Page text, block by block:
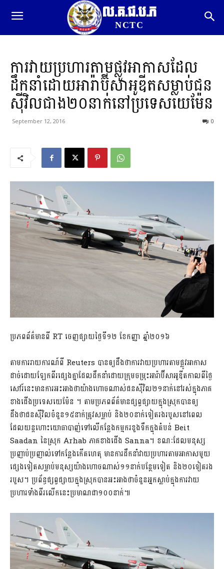
ល.គ.ជ.ប.ភ
NCTC
ការវាយប្រហារតាមផ្លូវអាកាសដែល
ដឹកនាំដោយអារ៉ាប៊ីសាអូឌីតសម្លាប់ជន
ស៊ីវិលជាង២០នាក់នៅប្រទេសយេម៉ែន
September 12, 2016 0
ប្រភពព័ត៌មានពី RT ចេញផ្សាយថ្ងៃទី១២ ខែកញ្ញា ឆ្នាំ២០១៦
តាមការរាយការណ៍ពី Reuters បានឲ្យដឹងថាការវាយប្រហារតាមផ្លូវអាកាស
ដាច់ដោយឡែកពីរផ្សេងគ្នាដែលដឹកនាំដោយក្រុមចម្រុះអារ៉ាប៊ីសាអូឌីតកាលពីថ្ងៃ
សៅរ៍នេះមានការអះអាងថាយ៉ាងហោចណាស់ជនស៊ីវិល២១នាក់នៅរស់ក្នុងភាគ
ខាងជើងប្រទេសយេម៉ែន ។ តាមប្រភពព័ត៌មានផ្សព្វផ្សាយក្នុងស្រុកបានឲ្យ
ដឹងថាជនស៊ីវិលចំនួន១៥នាក់ត្រូវសម្លាប់ និង២០នាក់ទៀតរងរបួសនៅពេល
ដែលយន្តហោះយោធាបាញ់ទៅលើកន្លែងកម្មករខួងទឹកក្នុងតំបន់ Beit
Saadan នៃស្រុក Arhab ភាគខាងជើង Sanna។ ខណៈដែលមនុស្ស
ប្រញាប់ប្រញាល់ទៅកន្លែងកើតហេតុ មានការដឹកនាំវាយប្រហារតាមអាកាសមួយ
ផ្សេងទៀតសម្លាប់មនុស្សយ៉ាងហោចណាស់១១នាក់បន្ថែមទៀត និង២០ទៀតរង
របួស។ ប្រព័ន្ធផ្សព្វផ្សាយក្នុងស្រុកបានអះអាងថាចំនួនអ្នកស្លាប់ក្នុងការវាយ
ប្រហារទាំងពីរលើកនេះប្រមាណជា១០០នាក់៕